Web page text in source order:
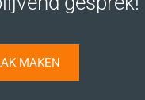
MAKEN